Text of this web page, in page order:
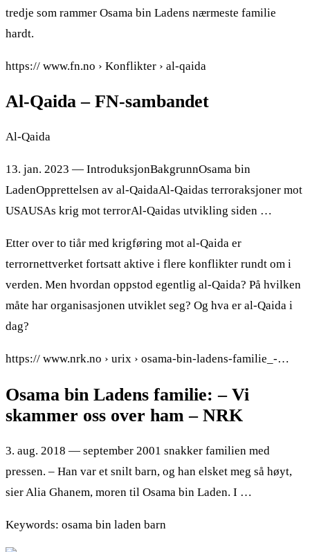
tredje som rammer Osama bin Ladens nærmeste familie
hardt.
https:// www.fn.no › Konflikter › al-qaida
Al-Qaida – FN-sambandet
Al-Qaida
13. jan. 2023 — IntroduksjonBakgrunnOsama bin
LadenOpprettelsen av al-QaidaAl-Qaidas terroraksjoner mot
USAUSAs krig mot terrorAl-Qaidas utvikling siden …
Etter over to tiår med krigføring mot al-Qaida er
terrornettverket fortsatt aktive i flere konflikter rundt om i
verden. Men hvordan oppstod egentlig al-Qaida? På hvilken
måte har organisasjonen utviklet seg? Og hva er al-Qaida i
dag?
https:// www.nrk.no › urix › osama-bin-ladens-familie_-…
Osama bin Ladens familie: – Vi
skammer oss over ham – NRK
3. aug. 2018 — september 2001 snakker familien med
pressen. – Han var et snilt barn, og han elsket meg så høyt,
sier Alia Ghanem, moren til Osama bin Laden. I …
Keywords: osama bin laden barn